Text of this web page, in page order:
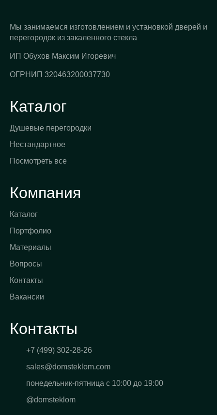
Мы занимаемся изготовлением и установкой дверей и
перегородок из закаленного стекла
ИП Обухов Максим Игоревич
ОГРНИП 320463200037730
Каталог
Душевые перегородки
Нестандартное
Посмотреть все
Компания
Каталог
Портфолио
Материалы
Вопросы
Контакты
Вакансии
Контакты
+7 (499) 302-28-26
sales@domsteklom.com
понедельник-пятница с 10:00 до 19:00
@domsteklom